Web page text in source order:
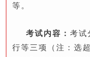
等。
考试内容： 考试
行等三项（注：选